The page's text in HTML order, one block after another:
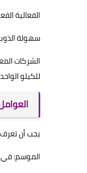
الفعالية
سهولة
للكيلو
يجب أن
الموسم: في